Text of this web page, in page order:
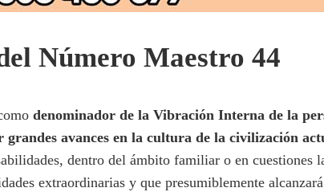
Número Maestro 44
denominador de la Vibración Interna de la
avances en la cultura de la civilización
dentro del ámbito familiar o en cuestiones
extraordinarias y que presumiblemente